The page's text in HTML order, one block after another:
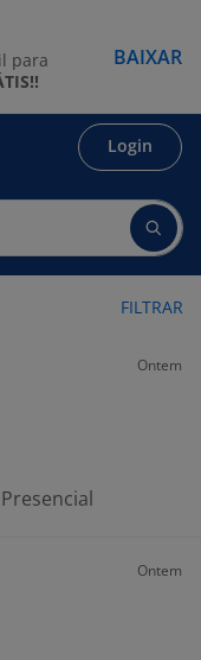
Login
FILTRAR
Ontem
Presencial
Ontem
para
BAIXAR